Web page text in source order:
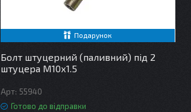
Подарунок
Болт штуцерний (паливний) під 2
штуцера М10х1.5
55940
Готово до відправки